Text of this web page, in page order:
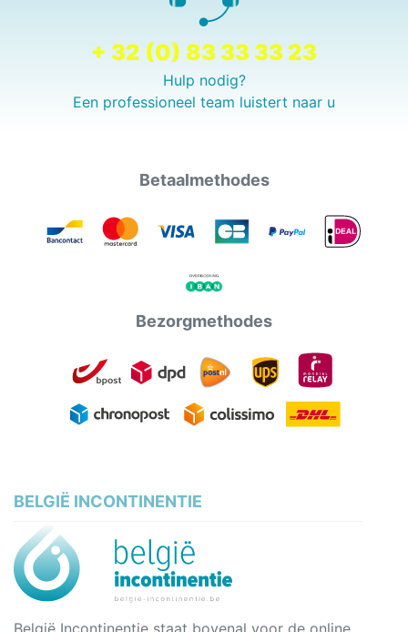
+ 32 (0) 83 33 33 23
Hulp nodig?
Een professioneel team luistert naar u
Betaalmethodes
Bezorgmethodes
BELGIË INCONTINENTIE